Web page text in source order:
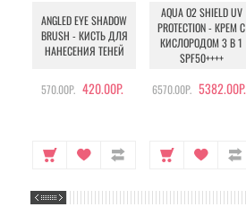
ANGLED EYE SHADOW
BRUSH - КИСТЬ ДЛЯ
НАНЕСЕНИЯ ТЕНЕЙ
570.00Р. 420.00Р.
AQUA O2 SHIELD UV
PROTECTION - КРЕМ С
КИСЛОРОДОМ 3 В 1
SPF50++++
6570.00Р. 5382.00Р.